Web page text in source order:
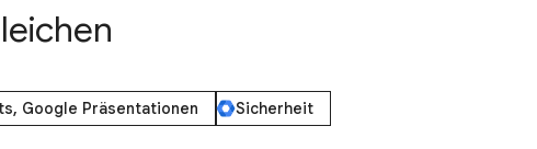
Google Präsentationen Sicherheit